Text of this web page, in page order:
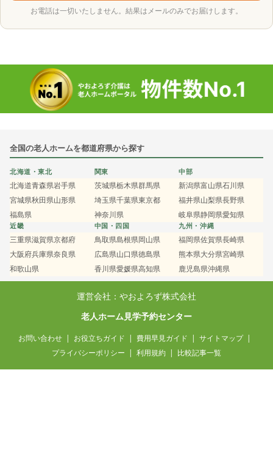
お電話は一切いたしません。結果はメールのみでお届けします。
全国の老人ホームを都道府県から探す
北海道・東北
北海道青森県岩手県
宮城県秋田県山形県
福島県
関東
茨城県栃木県群馬県
埼玉県千葉県東京都
神奈川県
中部
新潟県富山県石川県
福井県山梨県長野県
岐阜県静岡県愛知県
近畿
三重県滋賀県京都府
大阪府兵庫県奈良県
和歌山県
中国・四国
鳥取県島根県岡山県
広島県山口県徳島県
香川県愛媛県高知県
九州・沖縄
福岡県佐賀県長崎県
熊本県大分県宮崎県
鹿児島県沖縄県
運営会社：やおよろず株式会社
老人ホーム見学予約センター
お問い合わせ お役立ちガイド 費用早見ガイド
サイトマップ
プライバシーポリシー
利用規約 比較記事一覧